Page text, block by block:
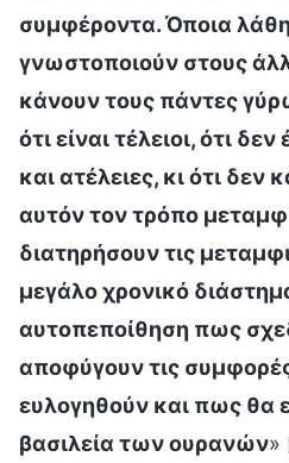
συμφέροντα. Όποια
γνωστοποιούν στους
κάνουν τους πάντες
ότι είναι τέλειοι, ότι
και ατέλειες, κι ότι
αυτόν τον τρόπο
διατηρήσουν τις
μεγάλο χρονικό
αυτοπεποίθηση πως
αποφύγουν τις
ευλογηθούν και πως θα
βασιλεία των ουρανών»